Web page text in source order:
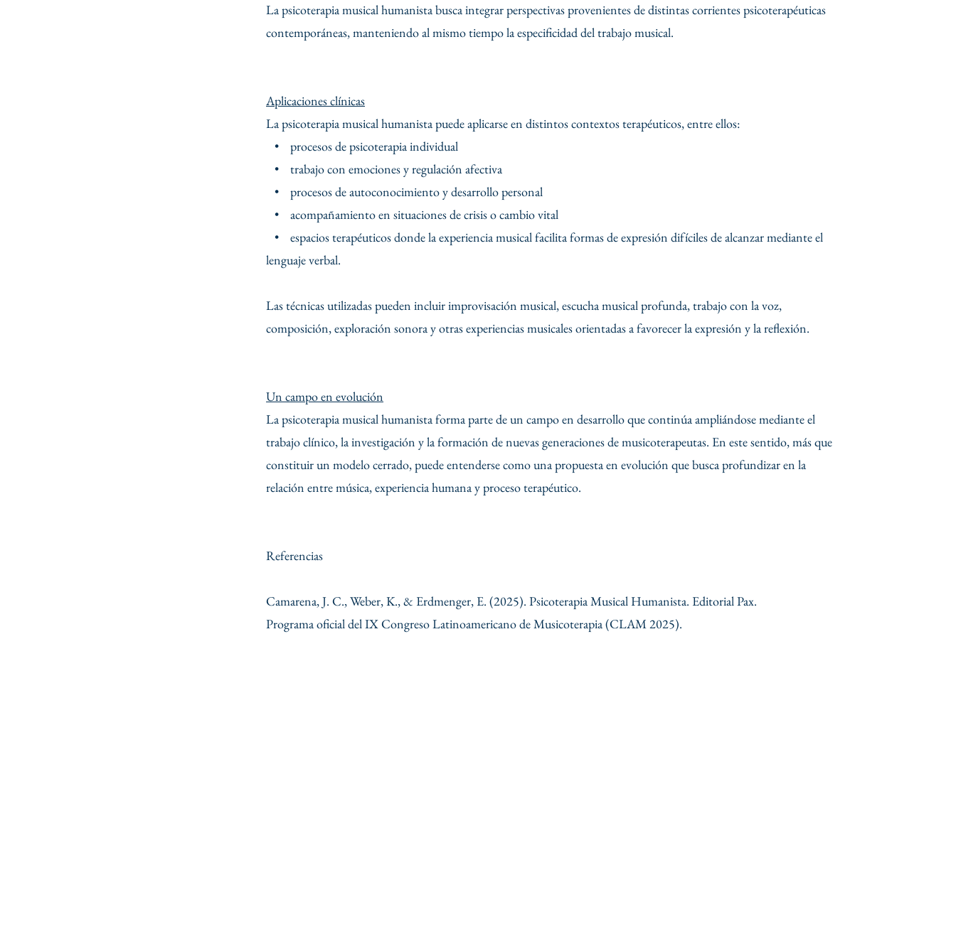
La psicoterapia musical humanista busca integrar perspectivas provenientes de distintas corrientes psicoterapéuticas
contemporáneas, manteniendo al mismo tiempo la especificidad del trabajo musical.
Aplicaciones clínicas
La psicoterapia musical humanista puede aplicarse en distintos contextos terapéuticos, entre ellos:
• procesos de psicoterapia individual
• trabajo con emociones y regulación afectiva
• procesos de autoconocimiento y desarrollo personal
• acompañamiento en situaciones de crisis o cambio vital
• espacios terapéuticos donde la experiencia musical facilita formas de expresión difíciles de alcanzar mediante el
lenguaje verbal.
Las técnicas utilizadas pueden incluir improvisación musical, escucha musical profunda, trabajo con la voz,
composición, exploración sonora y otras experiencias musicales orientadas a favorecer la expresión y la reflexión.
Un campo en evolución
La psicoterapia musical humanista forma parte de un campo en desarrollo que continúa ampliándose mediante el
trabajo clínico, la investigación y la formación de nuevas generaciones de musicoterapeutas. En este sentido, más que
constituir un modelo cerrado, puede entenderse como una propuesta en evolución que busca profundizar en la
relación entre música, experiencia humana y proceso terapéutico.
Referencias
Camarena, J. C., Weber, K., & Erdmenger, E. (2025). Psicoterapia Musical Humanista. Editorial Pax.
Programa oficial del IX Congreso Latinoamericano de Musicoterapia (CLAM 2025).